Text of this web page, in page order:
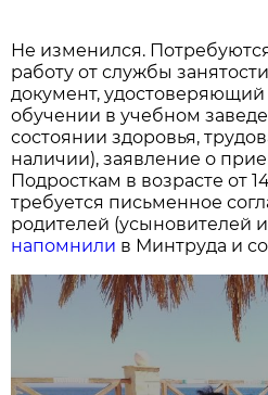
Не изменился.
работу от службы
документ, удостоверяющий
обучении в учебном
состоянии здоровья,
наличии), заявление о
Подросткам в возрасте от
требуется письменное
родителей (усыновителей
напомнили в Минтруда и